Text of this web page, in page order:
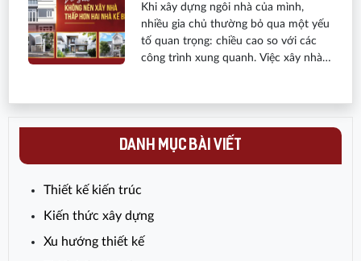
phố mà bạn không nên bỏ qua.
Khi xây dựng ngôi nhà của mình,
nhiều gia chủ thường bỏ qua một yếu
tố quan trọng: chiều cao so với các
công trình xung quanh. Việc xây nhà
sản. Dưới đây là những lý do bạn nên
cân nhắc kỹ trước khi đưa ra quyết
DANH MỤC BÀI VIẾT
Thiết kế kiến trúc
Kiến thức xây dựng
Xu hướng thiết kế